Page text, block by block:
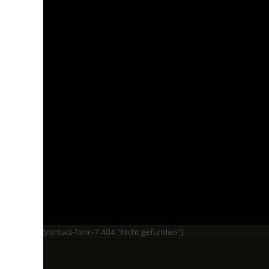
[contact-form-7 404 "Nicht gefunden"]